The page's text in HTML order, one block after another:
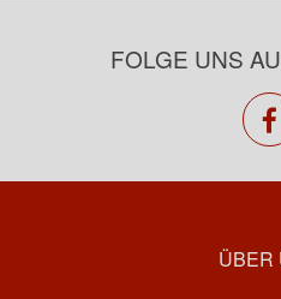
FOLGE UNS
ÜBER